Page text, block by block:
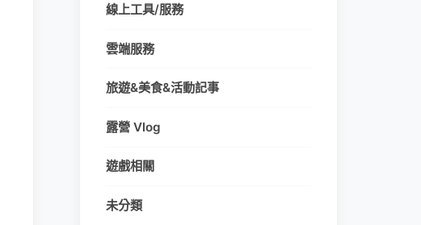
線上工具/服務
雲端服務
旅遊&美食&活動記事
露營 Vlog
遊戲相關
未分類